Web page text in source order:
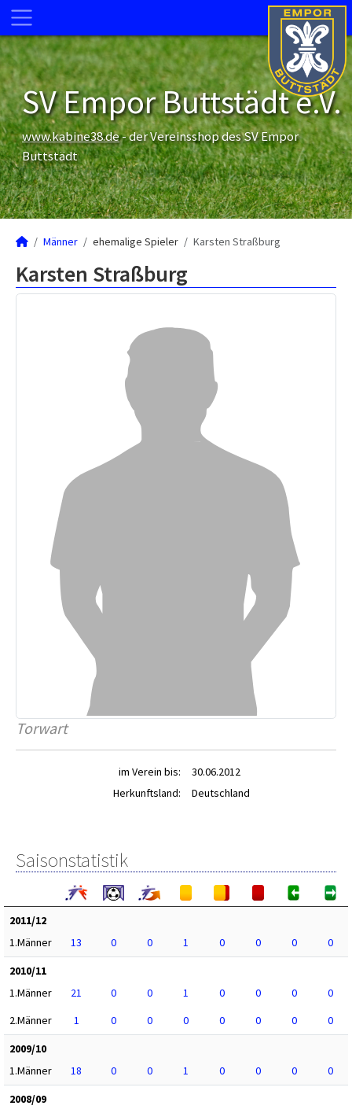
SV Empor Buttstädt e.V.
www.kabine38.de- der Vereinsshop des SV Empor
Buttstädt
Männer ehemalige Spieler Karsten Straßburg
Karsten Straßburg
Torwart
im Verein bis:
30.06.2012
Herkunftsland:
Deutschland
Saisonstatistik
2011/12
1.Männer
13 0 0 1 0 0 0
0
2010/11
1.Männer
21 0 0 1 0 0 0
0
2.Männer
1 0 0 0 0 0 0
0
2009/10
1.Männer
18 0 0 1 0 0 0
0
2008/09